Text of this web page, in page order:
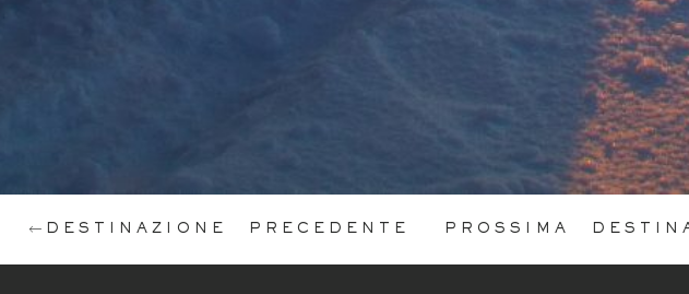
DESTINAZIONE PRECEDENTE PROSSIMA